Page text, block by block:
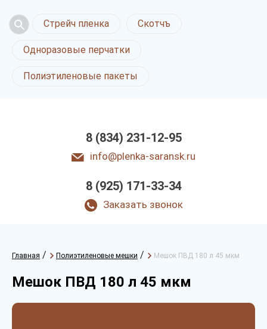
Стрейч пленка Скотчъ
Одноразовые перчатки
Полиэтиленовые пакеты
8 (834) 231-12-95
info@plenka-saransk.ru
8 (925) 171-33-34
Заказать звонок
Главная / Полиэтиленовые мешки / Мешок ПВД 180 л 45 мкм
Мешок ПВД 180 л 45 мкм